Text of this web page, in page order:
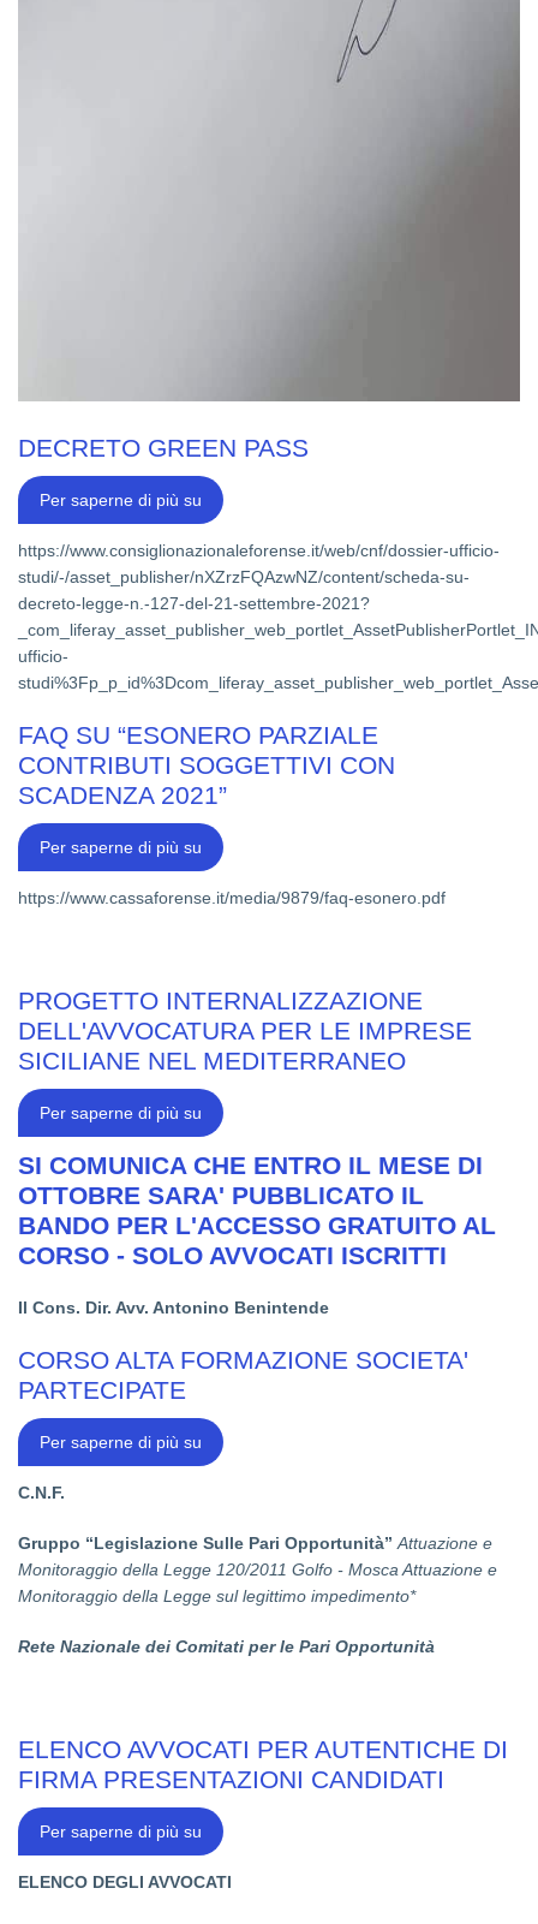
DECRETO GREEN PASS
Per saperne di più su DECRETO
GREEN
PASS
https://www.consiglionazionaleforense.it/web/cnf/dossier-ufficio-
studi/-/asset_publisher/nXZrzFQAzwNZ/content/scheda-su-
decreto-legge-n.-127-del-21-settembre-2021?
ufficio-
FAQ SU “ESONERO PARZIALE
CONTRIBUTI SOGGETTIVI CON
SCADENZA 2021”
Per saperne di più su FAQ
SU
“ESONERO
PARZIALE
CONTRIBUTI
https://www.cassaforense.it/media/9879/faq-esonero.pdf
PROGETTO INTERNALIZZAZIONE
DELL'AVVOCATURA PER LE IMPRESE
SICILIANE NEL MEDITERRANEO
Per saperne di più su PROGETTO
INTERNALIZZAZIONE
DELL'AVVOCATURA
PER
LE
IMPRESE
SICILIANE
NEL
SI COMUNICA CHE ENTRO IL MESE DI
OTTOBRE SARA' PUBBLICATO IL
BANDO PER L'ACCESSO GRATUITO AL
CORSO - SOLO AVVOCATI ISCRITTI
Il Cons. Dir. Avv. Antonino Benintende
CORSO ALTA FORMAZIONE SOCIETA'
PARTECIPATE
Per saperne di più su CORSO
ALTA
FORMAZIONE
C.N.F.
Gruppo “Legislazione Sulle Pari Opportunità” Attuazione e
Monitoraggio della Legge 120/2011 Golfo - Mosca Attuazione e
Monitoraggio della Legge sul legittimo impedimento*
Rete Nazionale dei Comitati per le Pari Opportunità
ELENCO AVVOCATI PER AUTENTICHE DI
FIRMA PRESENTAZIONI CANDIDATI
Per saperne di più su ELENCO
AVVOCATI
PER
AUTENTICHE
DI
ELENCO DEGLI AVVOCATI